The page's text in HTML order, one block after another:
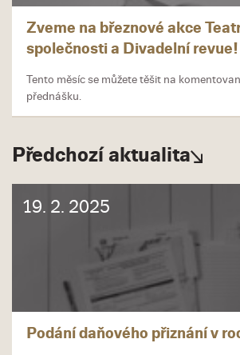
Zveme na březnové akce
společnosti a Divadelní revue!
Tento měsíc se můžete těšit na
přednášku.
Předchozí aktualita
19. 2. 2025
Podání daňového přiznání v